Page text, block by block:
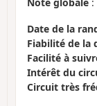
Date de la
Fiabilité de la
Facilité à
Intérêt du
Circuit très